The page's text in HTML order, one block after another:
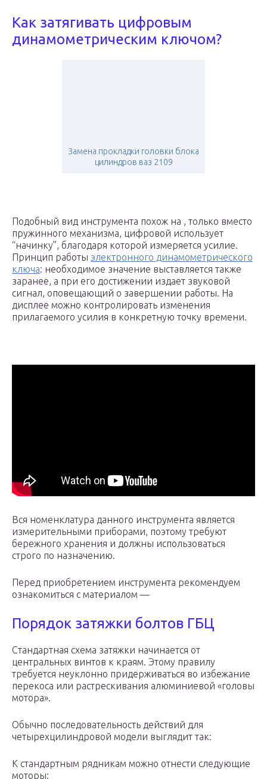
Как затягивать цифровым
динамометрическим ключом?
Замена прокладки головки блока
цилиндров ваз 2109
Подобный вид инструмента похож на , только вместо
пружинного механизма, цифровой использует
“начинку”, благодаря которой измеряется усилие.
Принцип работы электронного динамометрического
ключа: необходимое значение выставляется также
заранее, а при его достижении издает звуковой
сигнал, оповещающий о завершении работы. На
дисплее можно контролировать изменения
прилагаемого усилия в конкретную точку времени.
Вся номенклатура данного инструмента является
измерительными приборами, поэтому требуют
бережного хранения и должны использоваться
строго по назначению.
Перед приобретением инструмента рекомендуем
ознакомиться с материалом —
Порядок затяжки болтов ГБЦ
Стандартная схема затяжки начинается от
центральных винтов к краям. Этому правилу
требуется неуклонно придерживаться во избежание
перекоса или растрескивания алюминиевой «головы
мотора».
Обычно последовательность действий для
четырехцилиндровой модели выглядит так:
К стандартным рядникам можно отнести следующие
моторы: